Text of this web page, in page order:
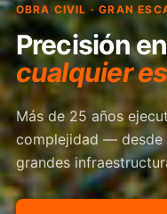
OBRA CIVIL · GRAN
Precisión
cualquier
Más de 25 años
complejidad — desde
grandes